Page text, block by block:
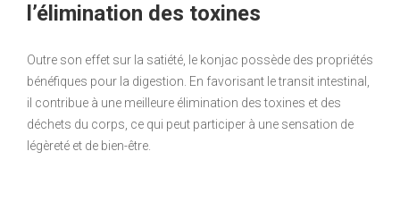
l’élimination des toxines
Outre son effet sur la satiété, le konjac possède des propriétés
bénéfiques pour la digestion. En favorisant le transit intestinal,
il contribue à une meilleure élimination des toxines et des
déchets du corps, ce qui peut participer à une sensation de
légèreté et de bien-être.